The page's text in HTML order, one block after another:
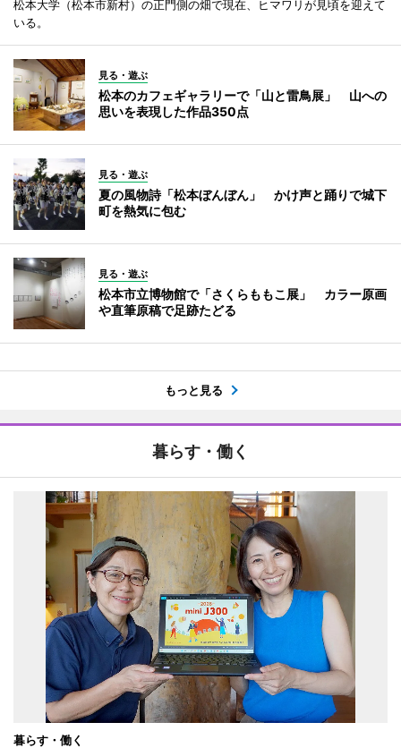
松本大学（松本市新村）の正門側の畑で現在、ヒマワリが見頃を迎えて
いる。
見る・遊ぶ
松本のカフェギャラリーで「山と雷鳥展」 山への
思いを表現した作品350点
見る・遊ぶ
夏の風物詩「松本ぼんぼん」 かけ声と踊りで城下
町を熱気に包む
見る・遊ぶ
松本市立博物館で「さくらももこ展」 カラー原画
や直筆原稿で足跡たどる
もっと見る
暮らす・働く
暮らす・働く